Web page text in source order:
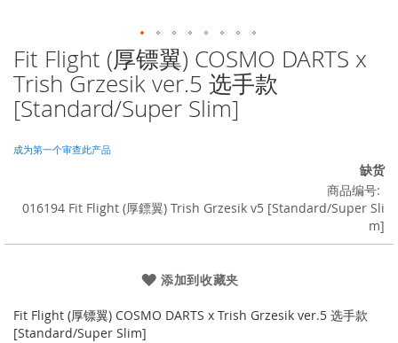
Fit Flight (厚镖翼) COSMO DARTS x
Trish Grzesik ver.5 选手款
[Standard/Super Slim]
成为第一个审查此产品
缺货
商品编号
016194 Fit Flight (厚鏢翼) Trish Grzesik v5 [Standard/Super Sli
m]
添加到收藏夹
Fit Flight (厚镖翼) COSMO DARTS x Trish Grzesik ver.5 选手款
[Standard/Super Slim]
跳
转
到
图
像
库
的